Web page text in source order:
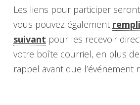
Les liens pour participer
vous pouvez également
suivant pour les recevoir
votre boîte courriel, en plus
rappel avant que l’événement